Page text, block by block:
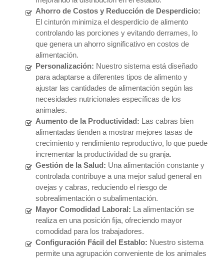
Ahorro de Costos y Reducción de Desperdicio:
El cinturón minimiza el desperdicio de alimento
controlando las porciones y evitando derrames, lo
que genera un ahorro significativo en costos de
alimentación.
Personalización: Nuestro sistema está diseñado
para adaptarse a diferentes tipos de alimento y
ajustar las cantidades de alimentación según las
necesidades nutricionales específicas de los
animales.
Aumento de la Productividad: Las cabras bien
alimentadas tienden a mostrar mejores tasas de
crecimiento y rendimiento reproductivo, lo que puede
incrementar la productividad de su granja.
Gestión de la Salud: Una alimentación constante y
controlada contribuye a una mejor salud general en
ovejas y cabras, reduciendo el riesgo de
sobrealimentación o subalimentación.
Mayor Comodidad Laboral: La alimentación se
realiza en una posición fija, ofreciendo mayor
comodidad para los trabajadores.
Configuración Fácil del Establo: Nuestro sistema
permite una agrupación conveniente de los animales